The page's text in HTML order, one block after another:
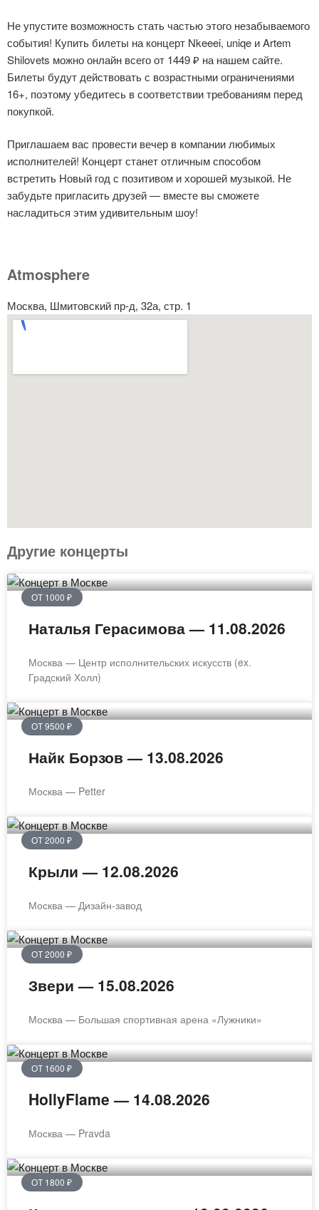
Не упустите возможность стать частью этого незабываемого
события! Купить билеты на концерт Nkeeei, uniqe и Artem
Shilovets можно онлайн всего от 1449 ₽ на нашем сайте.
Билеты будут действовать с возрастными ограничениями
16+, поэтому убедитесь в соответствии требованиям перед
покупкой.
Приглашаем вас провести вечер в компании любимых
исполнителей! Концерт станет отличным способом
встретить Новый год с позитивом и хорошей музыкой. Не
забудьте пригласить друзей — вместе вы сможете
насладиться этим удивительным шоу!
Atmosphere
Москва, Шмитовский пр-д, 32а, стр. 1
Другие концерты
ОТ 1000 ₽
Наталья Герасимова — 11.08.2026
Москва — Центр исполнительских искусств (ex.
Градский Холл)
ОТ 9500 ₽
Найк Борзов — 13.08.2026
Москва — Petter
ОТ 2000 ₽
Крыли — 12.08.2026
Москва — Дизайн-завод
ОТ 2000 ₽
Звери — 15.08.2026
Москва — Большая спортивная арена «Лужники»
ОТ 1600 ₽
HollyFlame — 14.08.2026
Москва — Pravda
ОТ 1800 ₽